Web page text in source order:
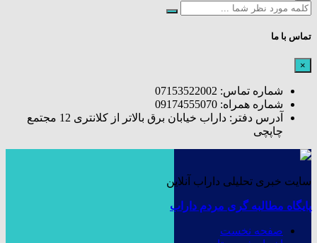
تماس با ما
×
شماره تماس: 07153522002
شماره همراه: 09174555070
آدرس دفتر: داراب خیابان برق بالاتر از کلانتری 12 مجتمع
چاپچی
سایت خبری تحلیلی داراب آنلاین
پایگاه مطالبه گری مردم داراب
صفحه نخست